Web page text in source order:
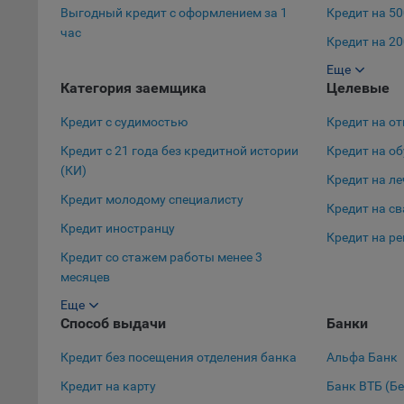
Выгодный кредит с оформлением за 1
час
Кредит на
Кредит на
Кредит на
Еще
Категория заемщика
Кредит с судимостью
Кредит с 21 года без кредитной истории
(КИ)
Кредит молодому специалисту
Кредит иностранцу
Кредит со стажем работы менее 3
месяцев
Кредит в декретном отпуске
Кредит с 19 лет
Кредит с 18 лет
Кредит студенту
Еще
Целевые
Кредит на
Кредит на
Кредит на
Кредит на
Кредит на
Способ выдачи
Кредит без посещения отделения банка
Кредит на карту
Банки
Альфа Банк
Банк ВТБ